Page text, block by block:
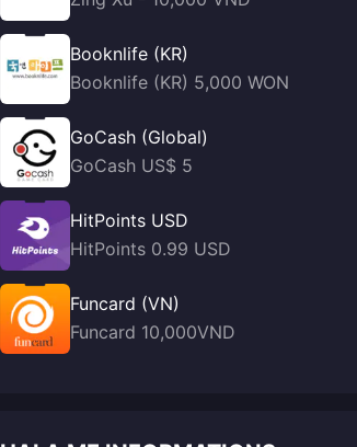
Booknlife (KR)
Booknlife (KR) 5,000 WON
GoCash (Global)
GoCash US$ 5
HitPoints USD
HitPoints 0.99 USD
Funcard (VN)
Funcard 10,000VND